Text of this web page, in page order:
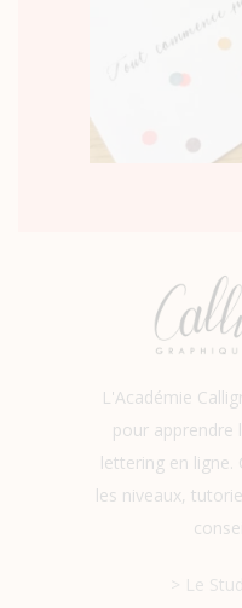
L'Académie
pour apprendre
lettering en
les niveaux,
> Le